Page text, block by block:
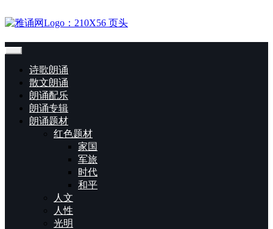
诗歌朗诵
散文朗诵
朗诵配乐
朗诵专辑
朗诵题材
红色题材
家国
军旅
时代
和平
人文
人性
光明